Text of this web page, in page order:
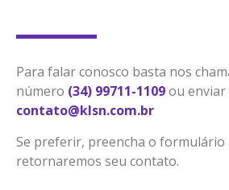
Para falar conosco basta nos
número (34) 99711-1109ou enviar
contato@klsn.com.br
Se preferir, preencha o formulário
retornaremos seu contato.